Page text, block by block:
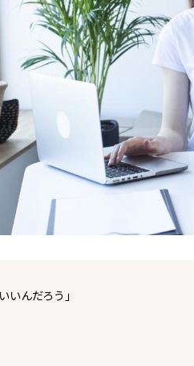
いんだろう」